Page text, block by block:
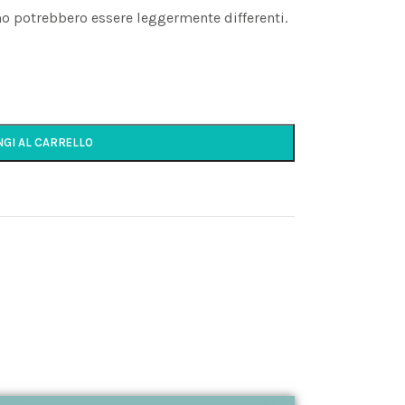
potrebbero essere leggermente differenti.
AL CARRELLO